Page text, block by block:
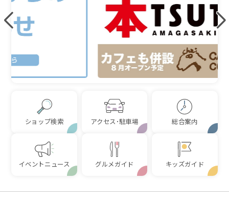
ショップ検索 アクセス･駐車場 総合案内
イベントニュース グルメガイド キッズガイド